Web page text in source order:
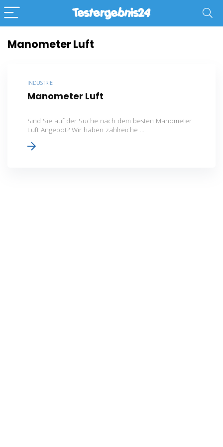
Manometer Luft
INDUSTRIE
Manometer Luft
Sind Sie auf der Suche nach dem besten Manometer
Luft Angebot? Wir haben zahlreiche ...